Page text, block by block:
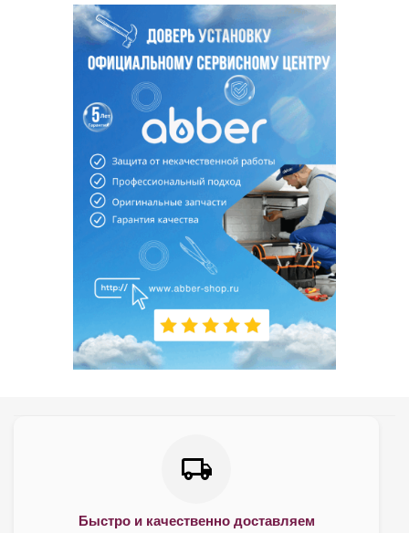
Быстро и качественно доставляем